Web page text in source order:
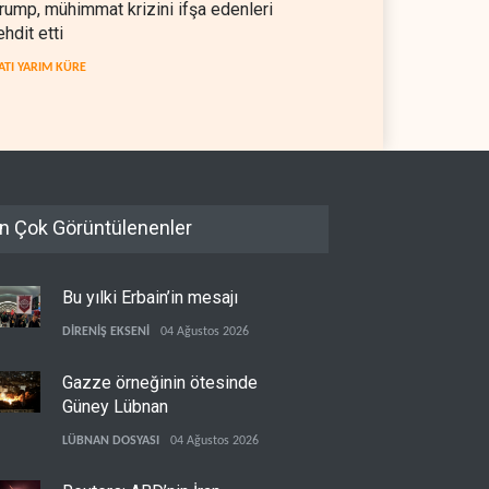
mühimmat krizini ifşa edenleri
etti
YARIM KÜRE
Çok Görüntülenenler
Bu yılki Erbain’in mesajı
DİRENİŞ EKSENİ 04 Ağustos 2026
Gazze örneğinin ötesinde
Güney Lübnan
LÜBNAN DOSYASI 04 Ağustos 2026